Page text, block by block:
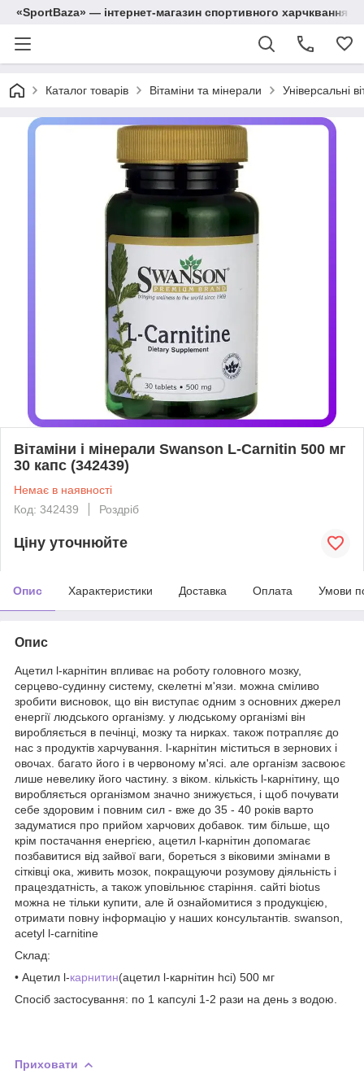
«SportBaza» — інтернет-магазин спортивного харчквання
Каталог товарів Вітаміни та мінерали Універсальні
Вітаміни і мінерали Swanson L-Carnitin 500 мг
30 капс (342439)
Немає в наявності
Код: 342439
Роздріб
Ціну уточнюйте
Опис Характеристики Доставка Оплата Умови
Опис
Ацетил l-карнітин впливає на роботу головного мозку,
серцево-судинну систему, скелетні м'язи. можна сміливо
зробити висновок, що він виступає одним з основних джерел
енергії людського організму. у людському організмі він
виробляється в печінці, мозку та нирках. також потрапляє до
нас з продуктів харчування. l-карнітин міститься в зернових і
овочах. багато його і в червоному м'ясі. але організм засвоює
лише невелику його частину. з віком. кількість l-карнітину, що
виробляється організмом значно знижується, і щоб почувати
себе здоровим і повним сил - вже до 35 - 40 років варто
задуматися про прийом харчових добавок. тим більше, що
крім постачання енергією, ацетил l-карнітин допомагає
позбавитися від зайвої ваги, бореться з віковими змінами в
сітківці ока, живить мозок, покращуючи розумову діяльність і
працездатність, а також уповільнює старіння. сайті biotus
можна не тільки купити, але й ознайомитися з продукцією,
отримати повну інформацію у наших консультантів. swanson,
acetyl l-carnitine
Склад:
• Ацетил l-карнитин(ацетил l-карнітин hci) 500 мг
Спосіб застосування: по 1 капсулі 1-2 рази на день з водою.
Приховати